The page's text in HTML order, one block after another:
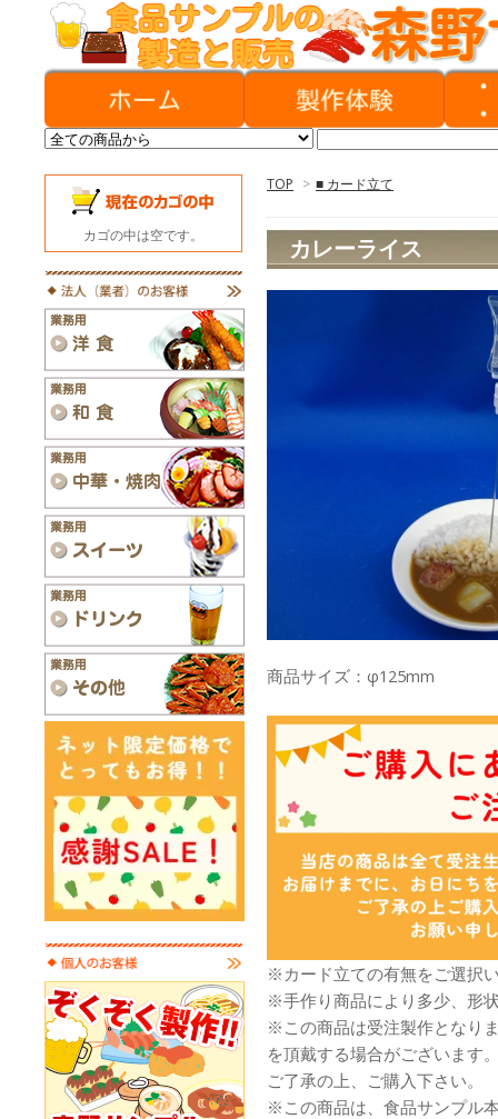
TOP > ■ カード立て
カレーライス
商品サイズ：φ125mm
※カード立ての有無をご選択
※手作り商品により多少、形
※この商品は受注製作となり
を頂戴する場合がございます
ご了承の上、ご購入下さい。
※この商品は、食品サンプル
カゴの中は空です。